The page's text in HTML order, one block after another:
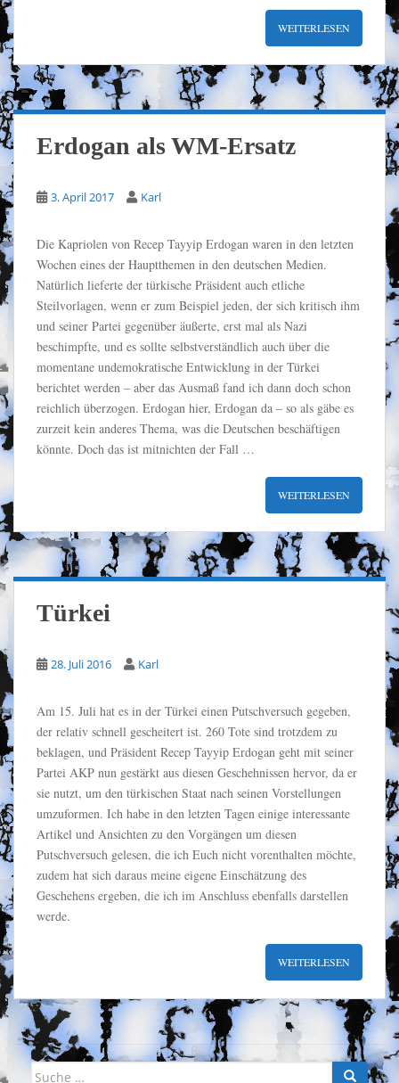
WEITERLESEN
Erdogan als WM-Ersatz
3. April 2017 Karl
Die Kapriolen von Recep Tayyip Erdogan waren in den letzten
Wochen eines der Hauptthemen in den deutschen Medien.
Natürlich lieferte der türkische Präsident auch etliche
Steilvorlagen, wenn er zum Beispiel jeden, der sich kritisch ihm
und seiner Partei gegenüber äußerte, erst mal als Nazi
beschimpfte, und es sollte selbstverständlich auch über die
momentane undemokratische Entwicklung in der Türkei
berichtet werden – aber das Ausmaß fand ich dann doch schon
reichlich überzogen. Erdogan hier, Erdogan da – so als gäbe es
zurzeit kein anderes Thema, was die Deutschen beschäftigen
könnte. Doch das ist mitnichten der Fall …
WEITERLESEN
Türkei
28. Juli 2016 Karl
Am 15. Juli hat es in der Türkei einen Putschversuch gegeben,
der relativ schnell gescheitert ist. 260 Tote sind trotzdem zu
beklagen, und Präsident Recep Tayyip Erdogan geht mit seiner
Partei AKP nun gestärkt aus diesen Geschehnissen hervor, da er
sie nutzt, um den türkischen Staat nach seinen Vorstellungen
umzuformen. Ich habe in den letzten Tagen einige interessante
Artikel und Ansichten zu den Vorgängen um diesen
Putschversuch gelesen, die ich Euch nicht vorenthalten möchte,
zudem hat sich daraus meine eigene Einschätzung des
Geschehens ergeben, die ich im Anschluss ebenfalls darstellen
werde.
WEITERLESEN
Suche